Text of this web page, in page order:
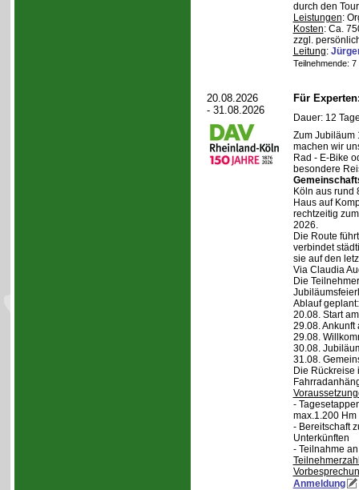
durch den
Leistungen:
Kosten: Ca.
zzgl.
Leitung:
Teilnehmende:
20.08.2026
- 31.08.2026
Für
Dauer: 12
Zum Jubiläum
machen wir
Rad - E-Bike
besondere
Köln aus rund
Haus auf
rechtzeitig
2026.
Die Route
verbindet
sie auf den
Via Claudia
Die
Ablauf geplant:
20.08. Start
29.08. Ankunft
29.08.
30.08.
31.08.
Die Rückreise
-
max.1.200 Hm
- Bereitschaft
Unterkünften
- Teilnahme
Anmeldung